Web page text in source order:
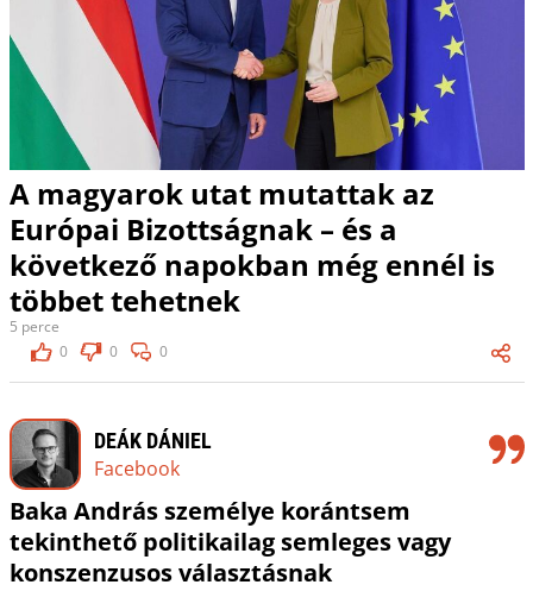
A magyarok utat mutattak az
Európai Bizottságnak – és a
következő napokban még ennél is
többet tehetnek
5 perce
0
0 0
DEÁK DÁNIEL
Facebook
Baka András személye korántsem
tekinthető politikailag semleges vagy
konszenzusos választásnak